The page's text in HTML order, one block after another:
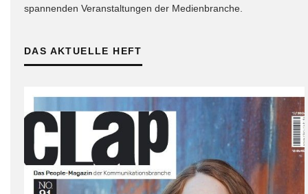
spannenden Veranstaltungen der Medienbranche.
DAS AKTUELLE HEFT